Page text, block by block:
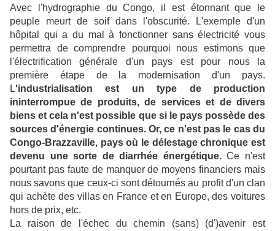
Avec l'hydrographie du Congo, il est étonnant que le
peuple meurt de soif dans l'obscurité. L'exemple d'un
hôpital qui a du mal à fonctionner sans électricité vous
permettra de comprendre pourquoi nous estimons que
l'électrification générale d'un pays est pour nous la
première étape de la modernisation d'un pays.
L'industrialisation est un type de production
ininterrompue de produits, de services et de divers
biens et cela n'est possible que si le pays possède des
sources d'énergie continues. Or, ce n'est pas le cas du
Congo-Brazzaville, pays où le délestage chronique est
devenu une sorte de diarrhée énergétique.Ce n'est
pourtant pas faute de manquer de moyens financiers mais
nous savons que ceux-ci sont détournés au profit d'un clan
qui achète des villas en France et en Europe, des voitures
hors de prix, etc.
La raison de l'échec du chemin (sans) (d')avenir est